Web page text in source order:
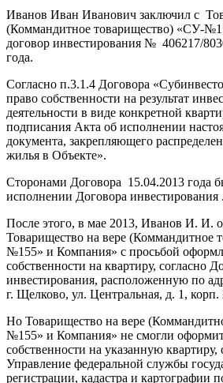
Иванов Иван Иванович заключил с
(Коммандитное товарищество) «СУ-
договор инвестирования № 406217/
года.
Согласно п.3.1.4 Договора
право собственности на результат
деятельности в виде конкретной
подписания Акта об исполнении
документа, закрепляющего
жилья в Объекте».
Сторонами Договора 15.04.2013 года
исполнении Договора инвестирования .
После этого, в мае 2013, Иванов И. И.
Товарищество на вере (Коммандитное
№155» и Компания» с просьбой
собственности на квартиру, согласно
инвестирования, расположенную по
г. Щелково, ул. Центральная, д. 1, корп.
Но Товарищество на вере
№155» и Компания» не смогли
собственности на указанную квартиру,
Управление федеральной службы
регистрации, кадастра и